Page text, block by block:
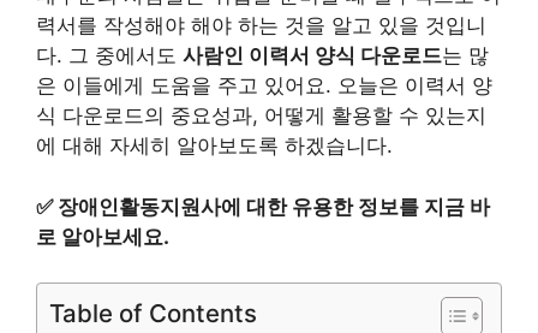
력서를 작성해야 해야 하는 것을 알고 있을 것입니
다. 그 중에서도 사람인 이력서 양식 다운로드는 많
은 이들에게 도움을 주고 있어요. 오늘은 이력서 양
식 다운로드의 중요성과, 어떻게 활용할 수 있는지
에 대해 자세히 알아보도록 하겠습니다.
✅ 장애인활동지원사에 대한 유용한 정보를 지금 바
로 알아보세요.
Table of Contents